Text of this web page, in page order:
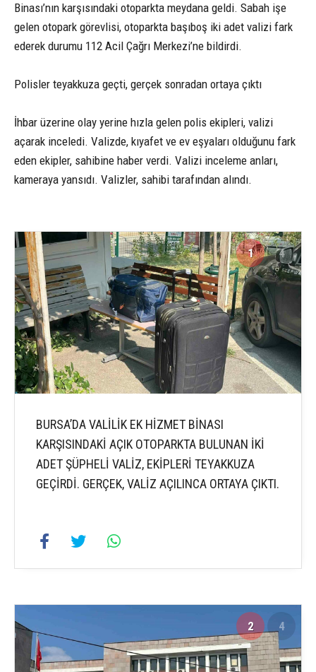
Binası’nın karşısındaki otoparkta meydana geldi. Sabah işe
gelen otopark görevlisi, otoparkta başıboş iki adet valizi fark
ederek durumu 112 Acil Çağrı Merkezi’ne bildirdi.
Polisler teyakkuza geçti, gerçek sonradan ortaya çıktı
İhbar üzerine olay yerine hızla gelen polis ekipleri, valizi
açarak inceledi. Valizde, kıyafet ve ev eşyaları olduğunu fark
eden ekipler, sahibine haber verdi. Valizi inceleme anları,
kameraya yansıdı. Valizler, sahibi tarafından alındı.
1 4
BURSA’DA VALİLİK EK HİZMET BİNASI
KARŞISINDAKİ AÇIK OTOPARKTA BULUNAN İKİ
ADET ŞÜPHELİ VALİZ, EKİPLERİ TEYAKKUZA
GEÇİRDİ. GERÇEK, VALİZ AÇILINCA ORTAYA ÇIKTI.
2 4